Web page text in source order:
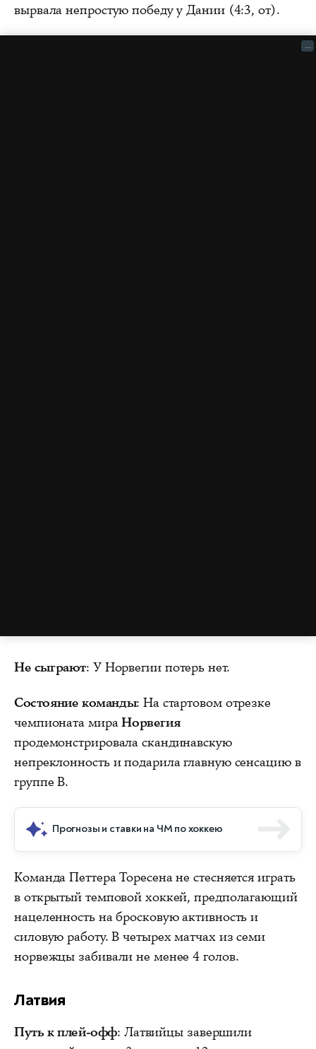
вырвала непростую победу у Дании (4:3, от).
...
Не сыграют: У Норвегии потерь нет.
Состояние команды: На стартовом отрезке
чемпионата мираНорвегия
продемонстрировала скандинавскую
непреклонность и подарила главную сенсацию в
группе В.
Прогнозы и ставки на ЧМ по хоккею
Команда Петтера Торесена не стесняется играть
в открытый темповой хоккей, предполагающий
нацеленность на бросковую активность и
силовую работу. В четырех матчах из семи
норвежцы забивали не менее 4 голов.
Латвия
Путь к плей-офф: Латвийцы завершили